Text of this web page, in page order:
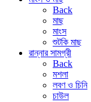
Back
মাছ
মাংস
শুটকি মাছ
রান্নার সামগ্রী
Back
মশলা
লবণ ও চিনি
চাউল